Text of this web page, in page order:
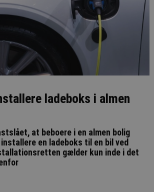
ladeboks i almen
at beboere i en almen bolig
en ladeboks til en bil ved
gælder kun inde i det